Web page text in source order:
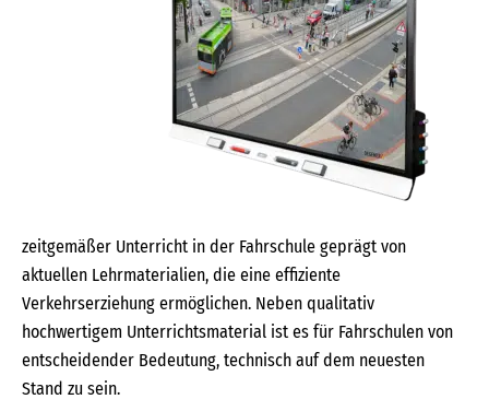
zeitgemäßer Unterricht in der Fahrschule geprägt von
aktuellen Lehrmaterialien, die eine effiziente
Verkehrserziehung ermöglichen. Neben qualitativ
hochwertigem Unterrichtsmaterial ist es für Fahrschulen von
entscheidender Bedeutung, technisch auf dem neuesten
Stand zu sein.